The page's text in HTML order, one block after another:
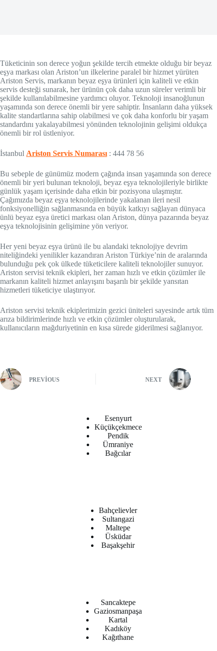
Tüketicinin son derece yoğun şekilde tercih etmekte olduğu bir beyaz
eşya markası olan Ariston’un ilkelerine paralel bir hizmet yürüten
Ariston Servis, markanın beyaz eşya ürünleri için kaliteli ve etkin
servis desteği sunarak, her ürünün çok daha uzun süreler verimli bir
şekilde kullanılabilmesine yardımcı oluyor. Teknoloji insanoğlunun
yaşamında son derece önemli bir yere sahiptir. İnsanların daha yüksek
kalite standartlarına sahip olabilmesi ve çok daha konforlu bir yaşam
standardını yakalayabilmesi yönünden teknolojinin gelişimi oldukça
önemli bir rol üstleniyor.
İstanbul Ariston Servis Numarası : 444 78 56
Bu sebeple de günümüz modern çağında insan yaşamında son derece
önemli bir yeri bulunan teknoloji, beyaz eşya teknolojileriyle birlikte
günlük yaşam içerisinde daha etkin bir pozisyona ulaşmıştır.
Çağımızda beyaz eşya teknolojilerinde yakalanan ileri nesil
fonksiyonelliğin sağlanmasında en büyük katkıyı sağlayan dünyaca
ünlü beyaz eşya üretici markası olan Ariston, dünya pazarında beyaz
eşya teknolojisinin gelişimine yön veriyor.
Her yeni beyaz eşya ürünü ile bu alandaki teknolojiye devrim
niteliğindeki yenilikler kazandıran Ariston Türkiye’nin de aralarında
bulunduğu pek çok ülkede tüketicilere kaliteli teknolojiler sunuyor.
Ariston servisi teknik ekipleri, her zaman hızlı ve etkin çözümler ile
markanın kaliteli hizmet anlayışını başarılı bir şekilde yansıtan
hizmetleri tüketiciye ulaştırıyor.
Ariston servisi teknik ekiplerimizin gezici üniteleri sayesinde artık tüm
arıza bildirimlerinde hızlı ve etkin çözümler oluşturularak,
kullanıcıların mağduriyetinin en kısa sürede giderilmesi sağlanıyor.
PREVIOUS NEXT
Esenyurt
Küçükçekmece
Pendik
Ümraniye
Bağcılar
Bahçelievler
Sultangazi
Maltepe
Üsküdar
Başakşehir
Sancaktepe
Gaziosmanpaşa
Kartal
Kadıköy
Kağıthane